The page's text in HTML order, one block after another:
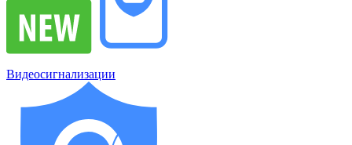
Видеосигнализации